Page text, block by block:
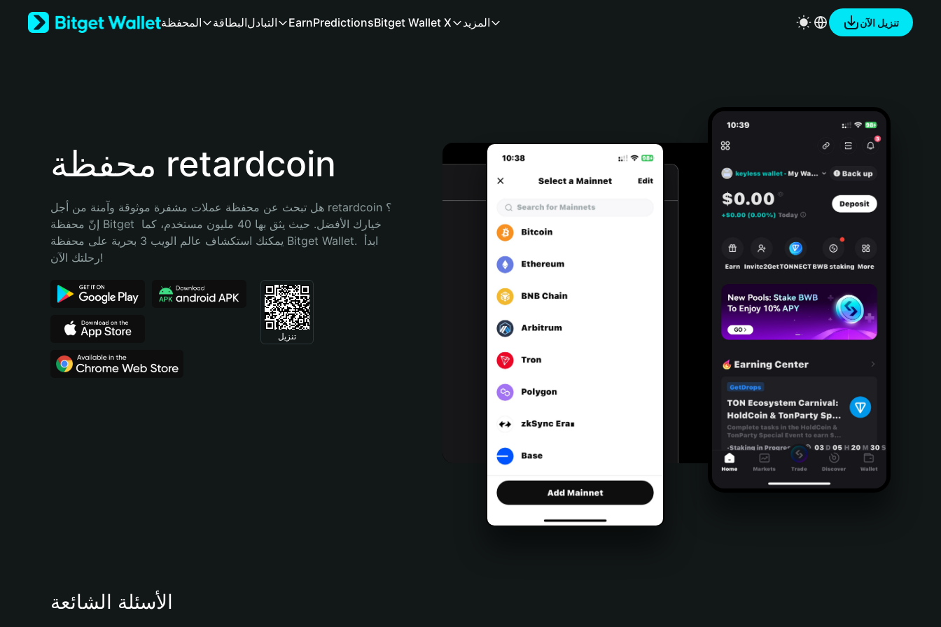
Bahasa Indonesia
Português (Brasil)
المحفظة البطاقةالتبادل EarnPredictionsBitget Wallet X المزيد تنزيل الآن
محفظة retardcoin
هل تبحث عن محفظة عملات مشفرة موثوقة وآمنة من أجل retardcoin؟
إنّ محفظة Bitget خيارك الأفضل. حيث يثق بها 40 مليون مستخدم، كما
يمكنك استكشاف عالم الويب 3 بحرية على محفظة Bitget Wallet. ابدأ
رحلتك الآن!
تنزيل
الأسئلة الشائعة